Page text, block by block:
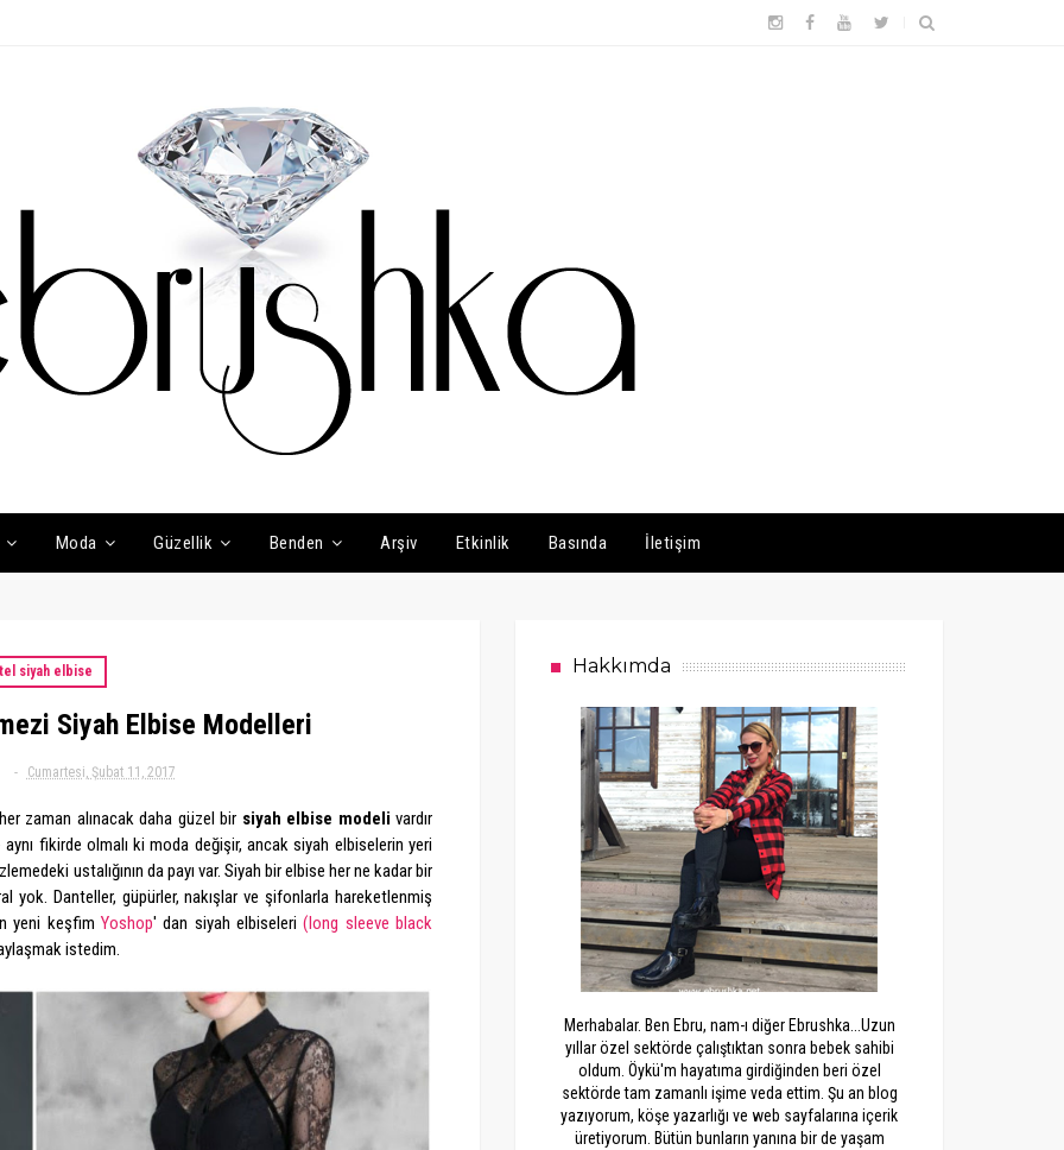
Moda Güzellik Benden Arşiv Etkinlik Basında İletişim
siyah elbise
Siyah Elbise Modelleri
Cumartesi, Şubat 11, 2017
zaman alınacak daha güzel bir siyah elbise modelivardır
aynı fikirde olmalı ki moda değişir, ancak siyah elbiselerin yeri
ustalığının da payı var. Siyah bir elbise her ne kadar bir
Danteller, güpürler, nakışlar ve şifonlarla hareketlenmiş
yeni keşfim Yoshop' dan siyah elbiseleri(long sleeve black
istedim.
Hakkımda
Merhabalar. Ben Ebru, nam-ı diğer Ebrushka...Uzun
yıllar özel sektörde çalıştıktan sonra bebek sahibi
oldum. Öykü'm hayatıma girdiğinden beri özel
sektörde tam zamanlı işime veda ettim. Şu an blog
yazıyorum, köşe yazarlığı ve web sayfalarına içerik
üretiyorum. Bütün bunların yanına bir de yaşam